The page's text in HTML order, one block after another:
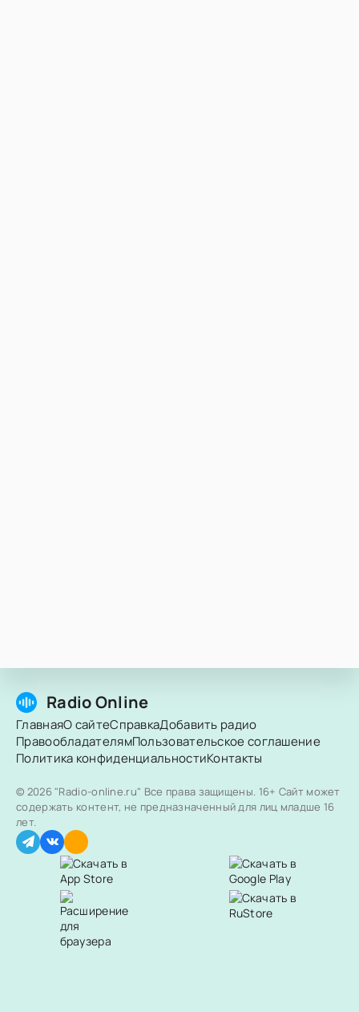
Radio Online
ГлавнаяО сайтеСправкаДобавить радио
ПравообладателямПользовательское соглашение
Политика конфиденциальностиКонтакты
© 2026 "Radio-online.ru" Все права защищены. 16+ Сайт может
содержать контент, не предназначенный для лиц младше 16
лет.